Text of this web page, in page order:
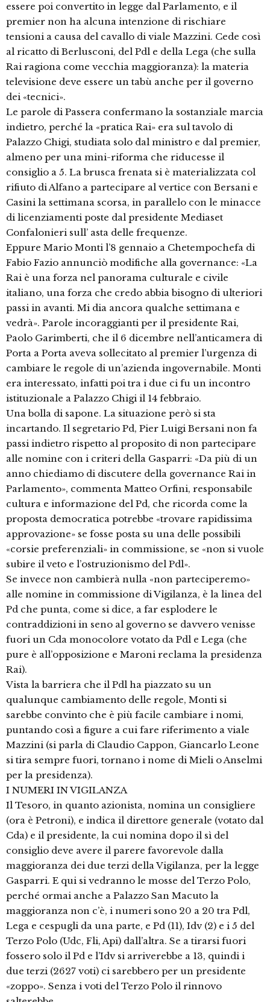
essere poi convertito in legge dal Parlamento, e il
premier non ha alcuna intenzione di rischiare
tensioni a causa del cavallo di viale Mazzini. Cede così
al ricatto di Berlusconi, del Pdl e della Lega (che sulla
Rai ragiona come vecchia maggioranza): la materia
televisione deve essere un tabù anche per il governo
dei «tecnici».
Le parole di Passera confermano la sostanziale marcia
indietro, perché la «pratica Rai» era sul tavolo di
Palazzo Chigi, studiata solo dal ministro e dal premier,
almeno per una mini-riforma che riducesse il
consiglio a 5. La brusca frenata si è materializzata col
rifiuto di Alfano a partecipare al vertice con Bersani e
Casini la settimana scorsa, in parallelo con le minacce
di licenziamenti poste dal presidente Mediaset
Confalonieri sull’ asta delle frequenze.
Eppure Mario Monti l’8 gennaio a Chetempochefa di
Fabio Fazio annunciò modifiche alla governance: «La
Rai è una forza nel panorama culturale e civile
italiano, una forza che credo abbia bisogno di ulteriori
passi in avanti. Mi dia ancora qualche settimana e
vedrà». Parole incoraggianti per il presidente Rai,
Paolo Garimberti, che il 6 dicembre nell’anticamera di
Porta a Porta aveva sollecitato al premier l’urgenza di
cambiare le regole di un’azienda ingovernabile. Monti
era interessato, infatti poi tra i due ci fu un incontro
istituzionale a Palazzo Chigi il 14 febbraio.
Una bolla di sapone. La situazione però si sta
incartando. Il segretario Pd, Pier Luigi Bersani non fa
passi indietro rispetto al proposito di non partecipare
alle nomine con i criteri della Gasparri: «Da più di un
anno chiediamo di discutere della governance Rai in
Parlamento», commenta Matteo Orfini, responsabile
cultura e informazione del Pd, che ricorda come la
proposta democratica potrebbe «trovare rapidissima
approvazione» se fosse posta su una delle possibili
«corsie preferenziali» in commissione, se «non si vuole
subire il veto e l’ostruzionismo del Pdl».
Se invece non cambierà nulla «non parteciperemo»
alle nomine in commissione di Vigilanza, è la linea del
Pd che punta, come si dice, a far esplodere le
contraddizioni in seno al governo se davvero venisse
fuori un Cda monocolore votato da Pdl e Lega (che
pure è all’opposizione e Maroni reclama la presidenza
Rai).
Vista la barriera che il Pdl ha piazzato su un
qualunque cambiamento delle regole, Monti si
sarebbe convinto che è più facile cambiare i nomi,
puntando così a figure a cui fare riferimento a viale
Mazzini (si parla di Claudio Cappon, Giancarlo Leone
si tira sempre fuori, tornano i nome di Mieli o Anselmi
per la presidenza).
I NUMERI IN VIGILANZA
Il Tesoro, in quanto azionista, nomina un consigliere
(ora è Petroni), e indica il direttore generale (votato dal
Cda) e il presidente, la cui nomina dopo il sì del
consiglio deve avere il parere favorevole dalla
maggioranza dei due terzi della Vigilanza, per la legge
Gasparri. E qui si vedranno le mosse del Terzo Polo,
perché ormai anche a Palazzo San Macuto la
maggioranza non c’è, i numeri sono 20 a 20 tra Pdl,
Lega e cespugli da una parte, e Pd (11), Idv (2) e i 5 del
Terzo Polo (Udc, Fli, Api) dall’altra. Se a tirarsi fuori
fossero solo il Pd e l’Idv si arriverebbe a 13, quindi i
due terzi (2627 voti) ci sarebbero per un presidente
«zoppo». Senza i voti del Terzo Polo il rinnovo